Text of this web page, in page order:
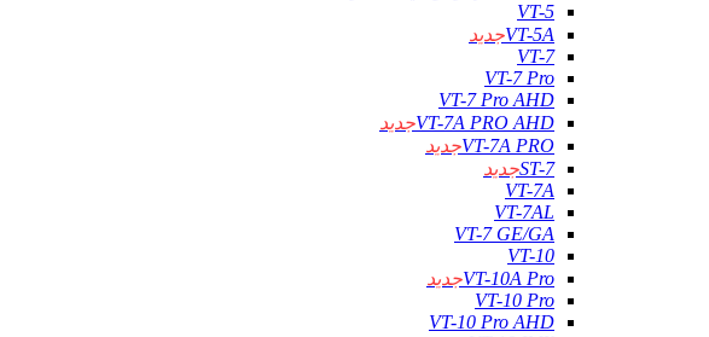
VT-5
VT-5Aجديد
VT-7
VT-7 Pro
VT-7 Pro AHD
VT-7A PRO AHDجديد
VT-7A PROجديد
ST-7جديد
VT-7A
VT-7AL
VT-7 GE/GA
VT-10
VT-10A Proجديد
VT-10 Pro
VT-10 Pro AHD